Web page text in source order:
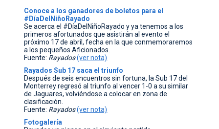
FUERZAS BÁSICAS
RESPONSABILIDAD SOCIAL
TAQUILLA
TIENDA
ESTADIO
PRENSA
CONTACTO
Conoce a los ganadores de boletos para el
#DíaDelNiñoRayado
Se acerca el #DíaDelNiñoRayado y ya tenemos a los
primeros afortunados que asistirán al evento el
próximo 17 de abril, fecha en la que conmemoraremos
a los pequeños Aficionados.
Fuente: Rayados(ver nota)
Rayados Sub 17 saca el triunfo
Después de seis encuentros sin fortuna, la Sub 17 del
Monterrey regresó al triunfo al vencer 1-0 a su similar
de Jaguares, volviéndose a colocar en zona de
clasificación.
Fuente: Rayados(ver nota)
Fotogalería